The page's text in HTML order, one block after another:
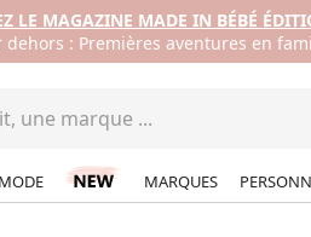
LE MAGAZINE MADE IN BÉBÉ
dehors : Premières aventures en
MODE MARQUES